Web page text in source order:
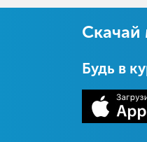
Будь в